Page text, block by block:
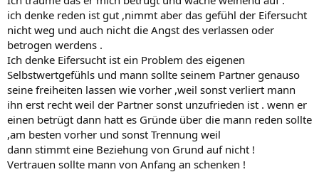
ich denke reden ist gut ,nimmt aber das gefühl der Eifersucht
nicht weg und auch nicht die Angst des verlassen oder
betrogen werdens .
Ich denke Eifersucht ist ein Problem des eigenen
Selbstwertgefühls und mann sollte seinem Partner genauso
seine freiheiten lassen wie vorher ,weil sonst verliert mann
ihn erst recht weil der Partner sonst unzufrieden ist . wenn er
einen betrügt dann hatt es Gründe über die mann reden sollte
,am besten vorher und sonst Trennung weil
dann stimmt eine Beziehung von Grund auf nicht !
Vertrauen sollte mann von Anfang an schenken !